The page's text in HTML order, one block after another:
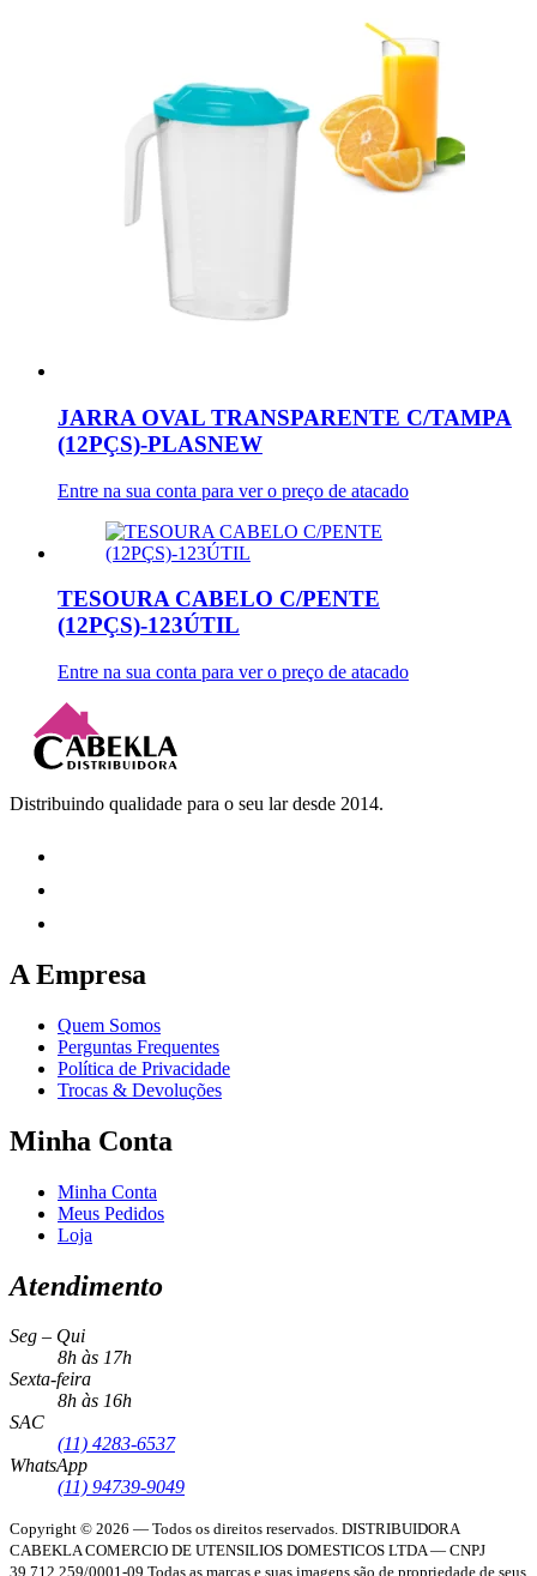
JARRA OVAL TRANSPARENTE C/TAMPA
(12PÇS)-PLASNEW
Entre na sua conta para ver o preço de atacado
TESOURA CABELO C/PENTE
(12PÇS)-123ÚTIL
Entre na sua conta para ver o preço de atacado
Distribuindo qualidade para o seu lar desde 2014.
A Empresa
Quem Somos
Perguntas Frequentes
Política de Privacidade
Trocas & Devoluções
Minha Conta
Minha Conta
Meus Pedidos
Loja
Atendimento
Seg – Qui
8h às 17h
Sexta-feira
8h às 16h
SAC
(11) 4283-6537
WhatsApp
(11) 94739-9049
Copyright © 2026 — Todos os direitos reservados. DISTRIBUIDORA
CABEKLA COMERCIO DE UTENSILIOS DOMESTICOS LTDA — CNPJ
39.712.259/0001-09 Todas as marcas e suas imagens são de propriedade de seus